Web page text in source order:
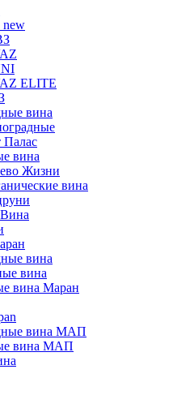
new
ELITE
вина
Палас
вина
Жизни
вина
вина
вина
вина Маран
вина МАП
вина МАП